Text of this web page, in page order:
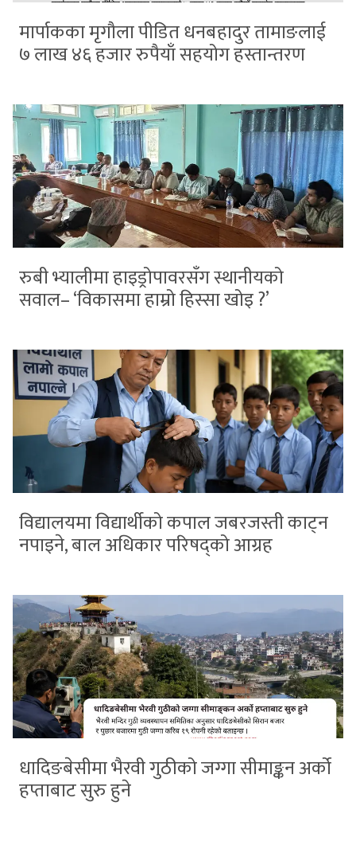
मार्पाकका मृगौला पीडित धनबहादुर तामाङलाई
७ लाख ४६ हजार रुपैयाँ सहयोग हस्तान्तरण
रुबी भ्यालीमा हाइड्रोपावरसँग स्थानीयको
सवाल– ‘विकासमा हाम्रो हिस्सा खोइ ?’
विद्यालयमा विद्यार्थीको कपाल जबरजस्ती काट्न
नपाइने, बाल अधिकार परिषद्को आग्रह
धादिङबेसीमा भैरवी गुठीको जग्गा सीमाङ्कन अर्को
हप्ताबाट सुरु हुने